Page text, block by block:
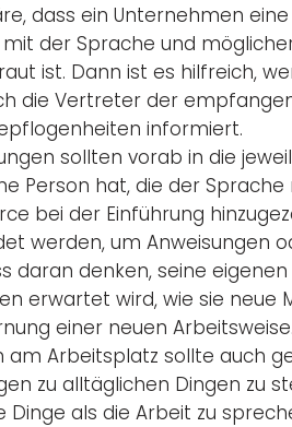
dass ein Unternehmen
der Sprache und
ist. Dann ist es hilfreich,
die Vertreter der
informiert.
sollten vorab in die
Person hat, die der
bei der Einführung
werden, um Anweisungen
daran denken, seine
erwartet wird, wie sie
einer neuen Arbeitsweise.
am Arbeitsplatz sollte auch
zu alltäglichen Dingen zu
als die Arbeit zu